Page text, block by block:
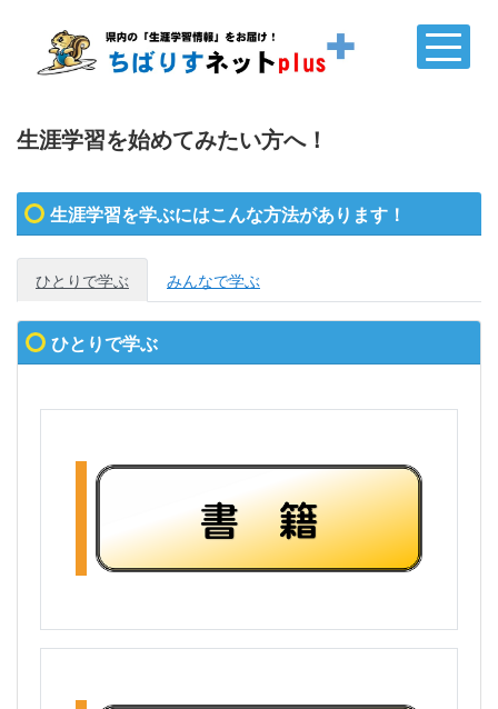
生涯学習を始めてみたい方へ！
生涯学習を学ぶにはこんな方法があります！
ひとりで学ぶ みんなで学ぶ
ひとりで学ぶ